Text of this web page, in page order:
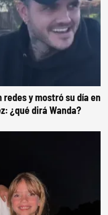
y mostró su día en
¿qué dirá Wanda?